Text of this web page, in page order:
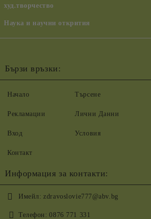
худ.творчество
Наука и научни открития
Бързи връзки:
Начало
Рекламации
Вход
Контакт
Търсене
Лични Данни
Условия
Информация за контакти:
Имейл: zdravoslovie777@abv.bg
Телефон: 0876 771 331